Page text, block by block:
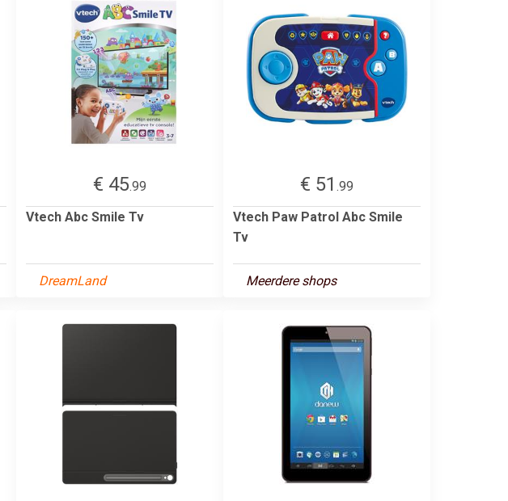
€ 45.99
Vtech Abc Smile Tv
DreamLand
€ 51 .99
Vtech Paw Patrol Abc Smile
Tv
Meerdere shops